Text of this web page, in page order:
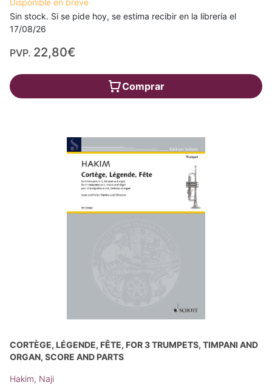
Disponible en breve
Sin stock. Si se pide hoy, se estima recibir en la librería el
17/08/26
PVP. 22,80€
Comprar
CORTÈGE, LÉGENDE, FÊTE, FOR 3 TRUMPETS, TIMPANI AND
ORGAN, SCORE AND PARTS
Hakim, Naji